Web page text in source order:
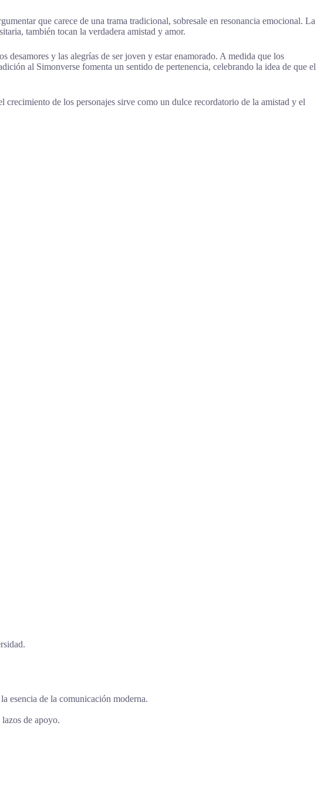
que carece de una trama tradicional, sobresale en resonancia emocional. La
también tocan la verdadera amistad y amor.
desamores y las alegrías de ser joven y estar enamorado. A medida que los
al Simonverse fomenta un sentido de pertenencia, celebrando la idea de que el
de los personajes sirve como un dulce recordatorio de la amistad y el
esencia de la comunicación moderna.
de apoyo.